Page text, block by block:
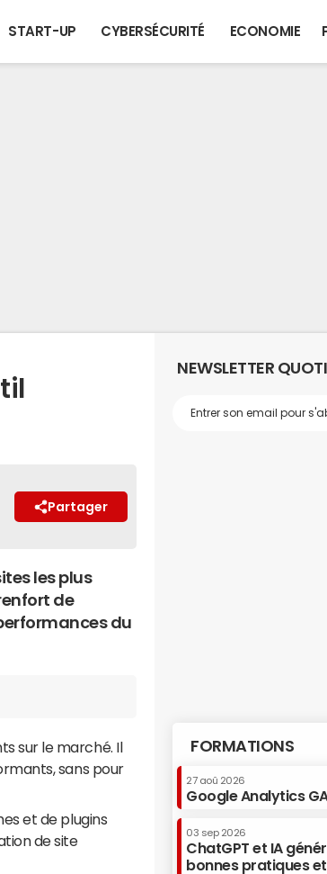
START-UP CYBERSÉCURITÉ ECONOMIE
Partager
les plus
de
du
sur le marché. Il
sans pour
et de plugins
de site
NEWSLETTER
FORMATIONS
27 aoû 2026
Google Analytics
03 sep 2026
ChatGPT et IA
bonnes pratiques